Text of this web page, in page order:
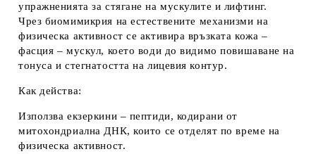
упражненията за стягане на мускулите и лифтинг.
Чрез биомимикрия на естествените механизми на
физическа активност се активира връзката кожа –
фасция – мускул, което води до видимо повишаване на
тонуса и стегнатостта на лицевия контур.
Как действа:
Използва екзеркини – пептиди, кодирани от
митохондриална ДНК, които се отделят по време на
физическа активност.